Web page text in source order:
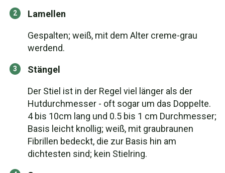
Lamellen
Gespalten; weiß, mit dem Alter creme-grau
werdend.
Stängel
Der Stiel ist in der Regel viel länger als der
Hutdurchmesser - oft sogar um das Doppelte.
4 bis 10cm lang und 0.5 bis 1 cm Durchmesser;
Basis leicht knollig; weiß, mit graubraunen
Fibrillen bedeckt, die zur Basis hin am
dichtesten sind; kein Stielring.